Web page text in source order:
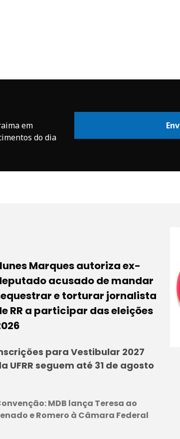
em
do dia
Marques autoriza ex-
acusado de mandar
e torturar jornalista
RR a participar das eleições
para Vestibular 2027
UFRR seguem até 31 de agosto
MDB lança Teresa ao
e Romero à Câmara Federal